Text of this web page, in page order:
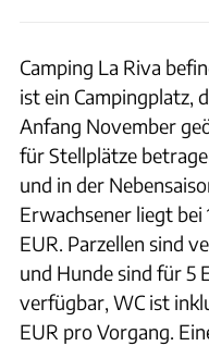
Camping La Riva
ist ein Campingplatz,
Anfang November
für Stellplätze
und in der
Erwachsener liegt bei
EUR. Parzellen sind
und Hunde sind für 5
verfügbar, WC ist
EUR pro Vorgang.